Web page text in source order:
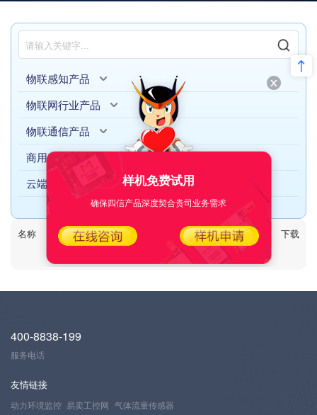
物联感知产品
物联网行业产品
物联通信产品
商用产品
云端产品
名称 日期 下载次数 下载
400-8838-199
服务电话
友情链接
动力环境监控 易卖工控网 气体流量传感器
样机免费试用
确保四信产品深度契合贵司业务需求